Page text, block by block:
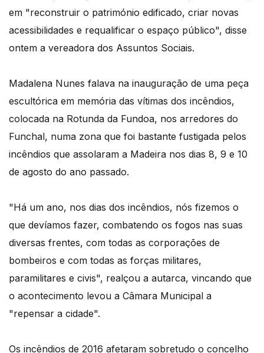
em "reconstruir o património edificado, criar novas
acessibilidades e requalificar o espaço público", disse
ontem a vereadora dos Assuntos Sociais.
Madalena Nunes falava na inauguração de uma peça
escultórica em memória das vítimas dos incêndios,
colocada na Rotunda da Fundoa, nos arredores do
Funchal, numa zona que foi bastante fustigada pelos
incêndios que assolaram a Madeira nos dias 8, 9 e 10
de agosto do ano passado.
"Há um ano, nos dias dos incêndios, nós fizemos o
que devíamos fazer, combatendo os fogos nas suas
diversas frentes, com todas as corporações de
bombeiros e com todas as forças militares,
paramilitares e civis", realçou a autarca, vincando que
o acontecimento levou a Câmara Municipal a
"repensar a cidade".
Os incêndios de 2016 afetaram sobretudo o concelho